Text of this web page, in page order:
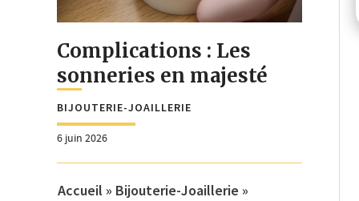
Complications : Les
sonneries en majesté
BIJOUTERIE-JOAILLERIE
6 juin 2026
Accueil » Bijouterie-Joaillerie »